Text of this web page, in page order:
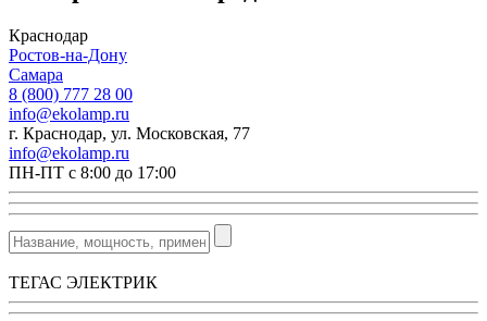
Краснодар
Ростов-на-Дону
Самара
8 (800) 777 28 00
info@ekolamp.ru
г. Краснодар, ул. Московская, 77
info@ekolamp.ru
ПН-ПТ с 8:00 до 17:00
ТЕГАС ЭЛЕКТРИК